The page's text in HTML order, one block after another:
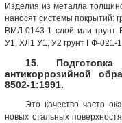
Изделия из металла
наносят системы покрытий:
ВМЛ-0143-1 слой или грунт
У1, ХЛ1 У1, У2 грунт ГФ-021-1
15.
антикоррозийной
8502-1:1991.
Это качество часто
новых стальных